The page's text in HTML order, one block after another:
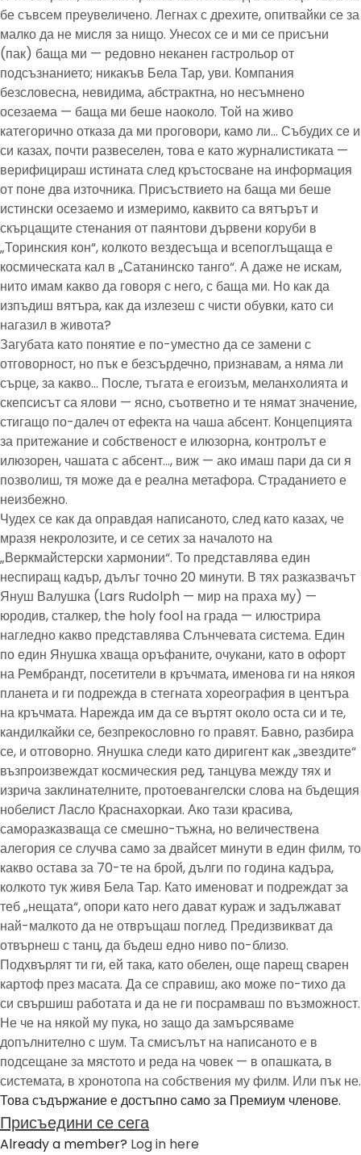
бе съвсем преувеличено. Легнах с дрехите, опитвайки се за
малко да не мисля за нищо. Унесох се и ми се присъни
(пак) баща ми — редовно неканен гастрольор от
подсъзнанието; никакъв Бела Тар, уви. Компания
безсловесна, невидима, абстрактна, но несъмнено
осезаема — баща ми беше наоколо. Той на живо
категорично отказа да ми проговори, камо ли… Събудих се и
си казах, почти развеселен, това е като журналистиката —
верифицираш истината след кръстосване на информация
от поне два източника. Присъствието на баща ми беше
истински осезаемо и измеримо, каквито са вятърът и
скърцащите стенания от паянтови дървени коруби в
„Торинския кон“, колкото вездесъща и всепоглъщаща е
космическата кал в „Сатанинско танго“. А даже не искам,
нито имам какво да говоря с него, с баща ми. Но как да
изпъдиш вятъра, как да излезеш с чисти обувки, като си
нагазил в живота?
Загубата като понятие е по-уместно да се замени с
отговорност, но пък е безсърдечно, признавам, а няма ли
сърце, за какво… После, тъгата е егоизъм, меланхолията и
скепсисът са ялови — ясно, съответно и те нямат значение,
стигащо по-далеч от ефекта на чаша абсент. Концепцията
за притежание и собственост е илюзорна, контролът е
илюзорен, чашата с абсент…, виж — ако имаш пари да си я
позволиш, тя може да е реална метафора. Страданието е
неизбежно.
Чудех се как да оправдая написаното, след като казах, че
мразя некролозите, и се сетих за началото на
„Веркмайстерски хармонии“. То представлява един
неспиращ кадър, дълъг точно 20 минути. В тях разказвачът
Януш Валушка (Lars Rudolph — мир на праха му) —
юродив, сталкер, the holy fool на града — илюстрира
нагледно какво представлява Слънчевата система. Един
по един Янушка хваща оръфаните, очукани, като в офорт
на Рембрандт, посетители в кръчмата, именова ги на някоя
планета и ги подрежда в стегната хореография в центъра
на кръчмата. Нарежда им да се въртят около оста си и те,
кандилкайки се, безпрекословно го правят. Бавно, разбира
се, и отговорно. Янушка следи като диригент как „звездите“
възпроизвеждат космическия ред, танцува между тях и
изрича заклинателните, протоевангелски слова на бъдещия
нобелист Ласло Краснахоркаи. Ако тази красива,
саморазказваща се смешно-тъжна, но величествена
алегория се случва само за двайсет минути в един филм, то
какво остава за 70-те на брой, дълги по година кадъра,
колкото тук живя Бела Тар. Като именоват и подреждат за
теб „нещата“, опори като него дават кураж и задължават
най-малкото да не отвръщаш поглед. Предизвикват да
отвърнеш с танц, да бъдеш едно ниво по-близо.
Подхвърлят ти ги, ей така, като обелен, още парещ сварен
картоф през масата. Да се справиш, ако може по-тихо да
си свършиш работата и да не ги посрамваш по възможност.
Не че на някой му пука, но защо да замърсяваме
допълнително с шум. Та смисълът на написаното е в
подсещане за мястото и реда на човек — в опашката, в
системата, в хронотопа на собствения му филм. Или пък не.
Това съдържание е достъпно само за Премиум членове.
Присъедини се сега
Already a member? Log in here